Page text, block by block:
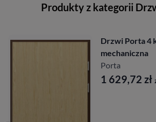
Produkty z kategorii
Drzwi Porta 4
mechaniczna
Porta
1 629,72 zł